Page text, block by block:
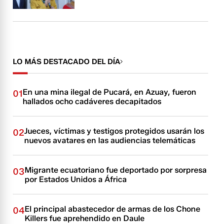
LO MÁS DESTACADO DEL DÍA
01En una mina ilegal de Pucará, en Azuay, fueron
hallados ocho cadáveres decapitados
02Jueces, víctimas y testigos protegidos usarán los
nuevos avatares en las audiencias telemáticas
03Migrante ecuatoriano fue deportado por sorpresa
por Estados Unidos a África
04El principal abastecedor de armas de los Chone
Killers fue aprehendido en Daule